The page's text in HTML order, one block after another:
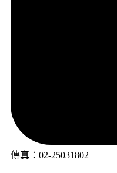
傳真：02-25031802